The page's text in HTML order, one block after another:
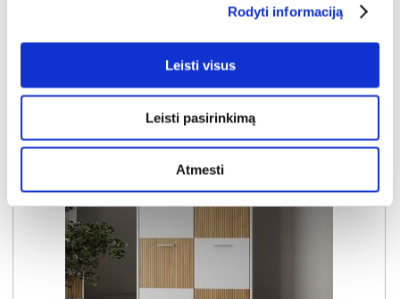
Rodyti informaciją
Leisti visus
Leisti pasirinkimą
Atmesti